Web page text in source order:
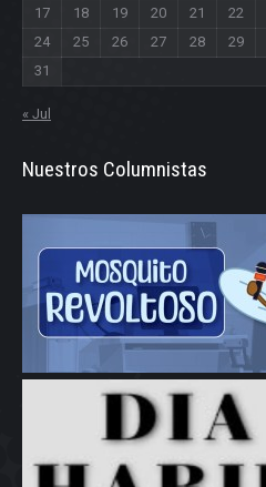
17
18 19 20 21 22
24
25 26 27 28 29
31
« Jul
Nuestros Columnistas